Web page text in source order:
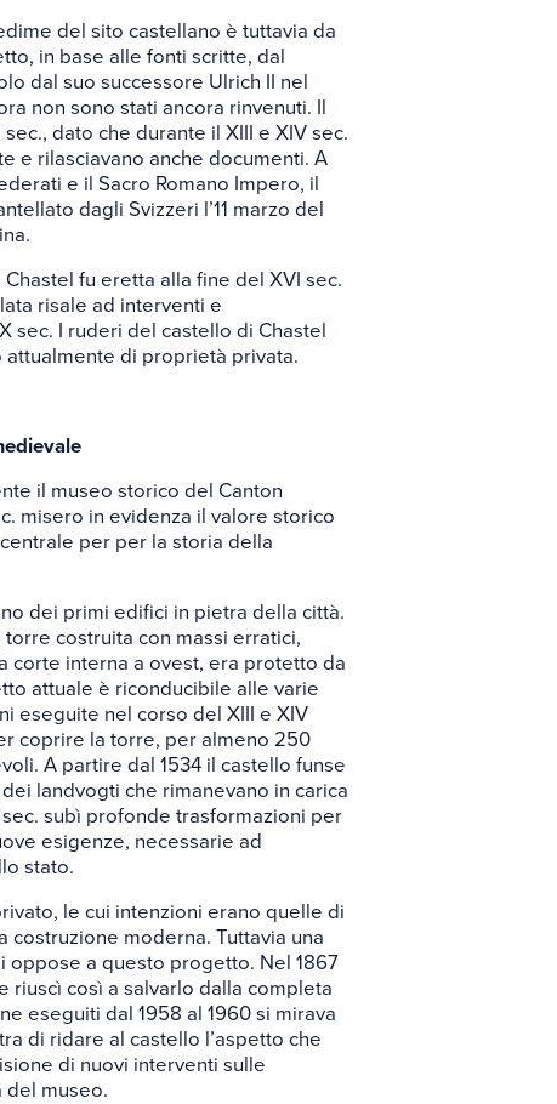
del sito castellano è tuttavia da
in base alle fonti scritte, dal
dal suo successore Ulrich II nel
non sono stati ancora rinvenuti. Il
dato che durante il XIII e XIV sec.
e rilasciavano anche documenti. A
e il Sacro Romano Impero, il
dagli Svizzeri l’11 marzo del
fu eretta alla fine del XVI sec.
risale ad interventi e
sec. I ruderi del castello di Chastel
di proprietà privata.
il museo storico del Canton
misero in evidenza il valore storico
per per la storia della
dei primi edifici in pietra della città.
costruita con massi erratici,
corte interna a ovest, era protetto da
attuale è riconducibile alle varie
eseguite nel corso del XIII e XIV
coprire la torre, per almeno 250
A partire dal 1534 il castello funse
landvogti che rimanevano in carica
subì profonde trasformazioni per
esigenze, necessarie ad
stato.
le cui intenzioni erano quelle di
moderna. Tuttavia una
a questo progetto. Nel 1867
riuscì così a salvarlo dalla completa
eseguiti dal 1958 al 1960 si mirava
di ridare al castello l’aspetto che
di nuovi interventi sulle
del museo.